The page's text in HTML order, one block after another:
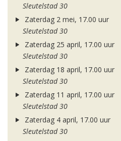
Sleutelstad 30
Zaterdag 2 mei, 17.00 uur
Sleutelstad 30
Zaterdag 25 april, 17.00 uur
Sleutelstad 30
Zaterdag 18 april, 17.00 uur
Sleutelstad 30
Zaterdag 11 april, 17.00 uur
Sleutelstad 30
Zaterdag 4 april, 17.00 uur
Sleutelstad 30